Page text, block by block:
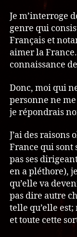
Je m’interroge
genre qui
Français et
aimer la
connaissance
Donc, moi qui
personne ne
je répondrais
J’ai des raisons
France qui sont
pas ses
en a pléthore),
qu’elle va
pas dire autre
telle qu’elle
et toute cette